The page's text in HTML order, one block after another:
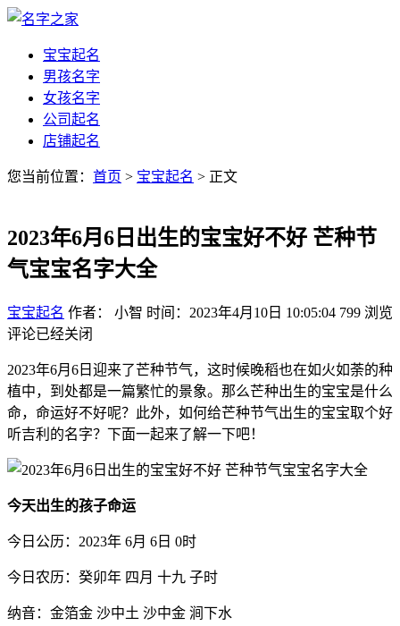
宝宝起名
男孩名字
女孩名字
公司起名
店铺起名
您当前位置： 首页 > 宝宝起名 > 正文
2023年6月6日出生的宝宝好不好 芒种节
气宝宝名字大全
宝宝起名 作者： 小智 时间：2023年4月10日 10:05:04 799 浏览
评论已经关闭
2023年6月6日迎来了芒种节气，这时候晚稻也在如火如荼的种
植中，到处都是一篇繁忙的景象。那么芒种出生的宝宝是什么
命，命运好不好呢？此外，如何给芒种节气出生的宝宝取个好
听吉利的名字？下面一起来了解一下吧！
今天出生的孩子命运
今日公历：2023年 6月 6日 0时
今日农历：癸卯年 四月 十九 子时
纳音：金箔金 沙中土 沙中金 涧下水